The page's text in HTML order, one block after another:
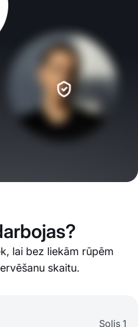
lai bez liekām rūpēm
skaitu.
Solis 1